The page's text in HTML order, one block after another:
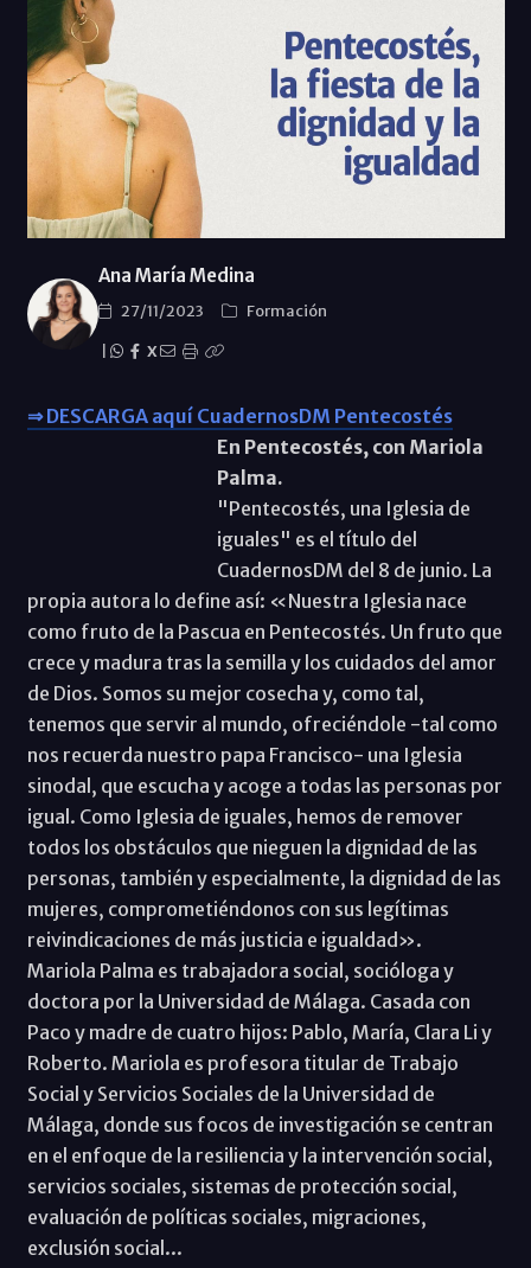
Ana María Medina
27/11/2023
Formación
X
⇒ DESCARGA aquí CuadernosDM Pentecostés
En Pentecostés, con Mariola
Palma.
"Pentecostés, una Iglesia de
iguales" es el título del
CuadernosDM del 8 de junio. La
propia autora lo define así: «Nuestra Iglesia nace
como fruto de la Pascua en Pentecostés. Un fruto que
crece y madura tras la semilla y los cuidados del amor
de Dios. Somos su mejor cosecha y, como tal,
tenemos que servir al mundo, ofreciéndole -tal como
nos recuerda nuestro papa Francisco- una Iglesia
sinodal, que escucha y acoge a todas las personas por
igual. Como Iglesia de iguales, hemos de remover
todos los obstáculos que nieguen la dignidad de las
personas, también y especialmente, la dignidad de las
mujeres, comprometiéndonos con sus legítimas
reivindicaciones de más justicia e igualdad».
Mariola Palma es trabajadora social, socióloga y
doctora por la Universidad de Málaga. Casada con
Paco y madre de cuatro hijos: Pablo, María, Clara Li y
Roberto. Mariola es profesora titular de Trabajo
Social y Servicios Sociales de la Universidad de
Málaga, donde sus focos de investigación se centran
en el enfoque de la resiliencia y la intervención social,
servicios sociales, sistemas de protección social,
evaluación de políticas sociales, migraciones,
exclusión social...